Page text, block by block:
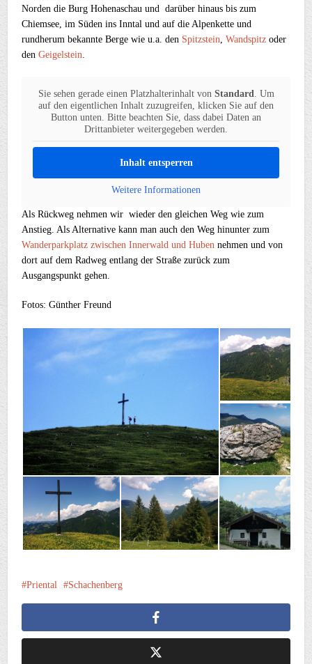
Norden die Burg Hohenaschau und darüber hinaus bis zum
Chiemsee, im Süden ins Inntal und auf die Alpenkette und
rundherum bekannte Berge wie u.a. den Spitzstein,Wandspitzoder
denGeigelstein.
Sie sehen gerade einen Platzhalterinhalt von Standard. Um
auf den eigentlichen Inhalt zuzugreifen, klicken Sie auf den
Button unten. Bitte beachten Sie, dass dabei Daten an
Drittanbieter weitergegeben werden.
Inhalt entsperren
Weitere Informationen
Als Rückweg nehmen wir wieder den gleichen Weg wie zum
Anstieg. Als Alternative kann man auch den Weg hinunter zum
Wanderparkplatz zwischen Innerwald und Huben nehmen und von
dort auf dem Radweg entlang der Straße zurück zum
Ausgangspunkt gehen.
Fotos: Günther Freund
Priental Schachenberg